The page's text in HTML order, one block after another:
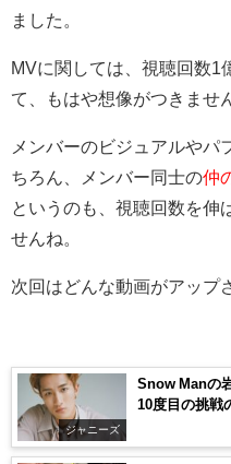
ました。
MVに関しては、視聴回数1
て、もはや想像がつきませ
メンバーのビジュアルやパ
ちろん、メンバー同士の仲
というのも、視聴回数を伸
せんね。
次回はどんな動画がアップ
ジャニーズ
Snow Manの
10度目の挑戦